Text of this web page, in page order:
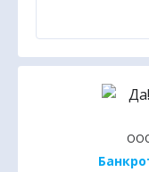
ООО